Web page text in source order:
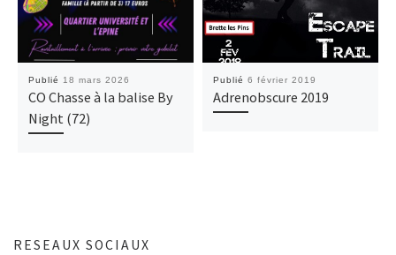
Publié 18 mars 2026
CO Chasse à la balise By
Night (72)
Publié 6 février 2019
Adrenobscure 2019
RESEAUX SOCIAUX